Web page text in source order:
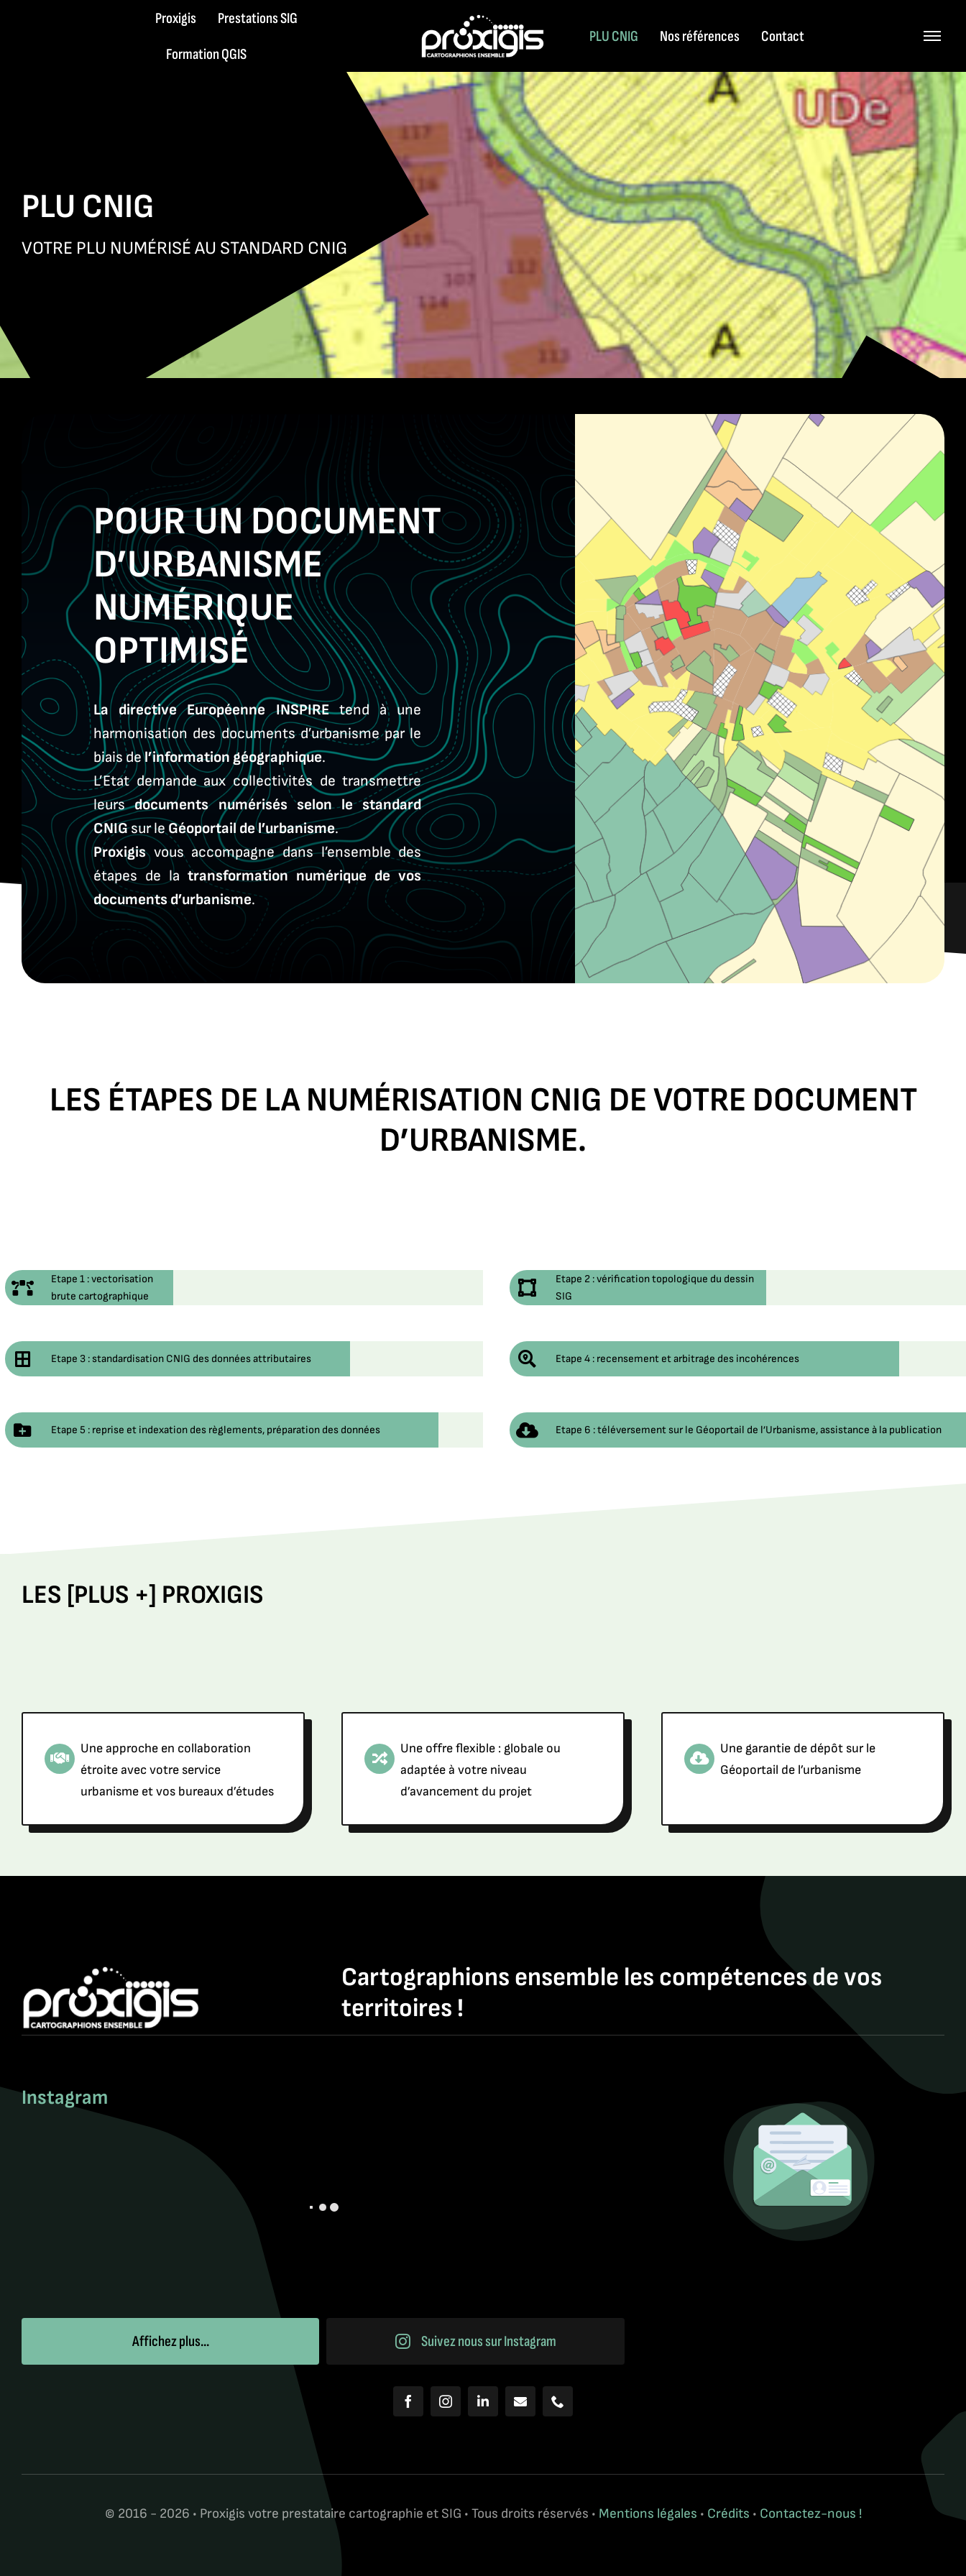
Proxigis
Prestations SIG
Formation QGIS
PLU CNIG Nos références Contact
PLU CNIG
VOTRE PLU NUMÉRISÉ AU STANDARD CNIG
POUR UN DOCUMENT
D’URBANISME
NUMÉRIQUE
OPTIMISÉ
La directive Européenne INSPIREtend à une
harmonisation des documents d’urbanisme par le
biais del’information géographique.
L’Etat demande aux collectivités de transmettre
leursdocuments numérisés selon le standard
CNIGsur leGéoportail de l’urbanisme.
Proxigis vous accompagne dans l’ensemble des
étapes de latransformation numérique de vos
documents d’urbanisme.
LES ÉTAPES DE LA NUMÉRISATION CNIG DE VOTRE DOCUMENT
D’URBANISME.
Etape 1 : vectorisation
brute cartographique
Etape 2 : vérification topologique du dessin
SIG
Etape 3 : standardisation CNIG des données attributaires Etape 4 : recensement et arbitrage des incohérences
Etape 5 : reprise et indexation des règlements, préparation des données Etape 6 : téléversement sur le Géoportail de l’Urbanisme, assistance à la publication
LES [PLUS +] PROXIGIS
Une approche en collaboration
étroite avec votre service
urbanisme et vos bureaux d’études
Une offre flexible : globale ou
adaptée à votre niveau
d’avancement du projet
Une garantie de dépôt sur le
Géoportail de l’urbanisme
Cartographions ensemble les compétences de vos
territoires !
Instagram
Affichez plus... Suivez nous sur Instagram
© 2016 - 2026 • Proxigis votre prestataire cartographie et SIG • Tous droits réservés • Mentions légales • Crédits • Contactez-nous !